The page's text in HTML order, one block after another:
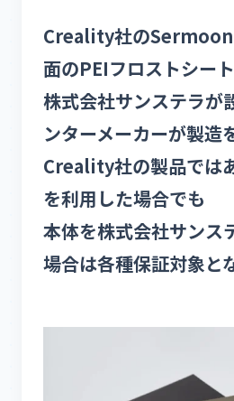
Creality社のSermoon
面のPEIフロストシート
株式会社サンステラが
ンターメーカーが製造
Creality社の製品では
を利用した場合でも
本体を株式会社サンス
場合は各種保証対象と